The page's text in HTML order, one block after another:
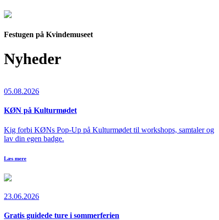
Festugen på Kvindemuseet
Nyheder
05.08.2026
KØN på Kulturmødet
Kig forbi KØNs Pop-Up på Kulturmødet til workshops, samtaler og
lav din egen badge.
Læs mere
23.06.2026
Gratis guidede ture i sommerferien